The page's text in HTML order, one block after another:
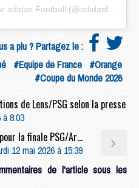
a plu ? Partagez le :
#Equipe de France #Orange
#Coupe du Monde 2026
de Lens/PSG selon la presse
8:03
Match : Déjà un premier forfait pour la finale PSG/Arsenal
12 mai 2026 à 15:39
de l'article sous les